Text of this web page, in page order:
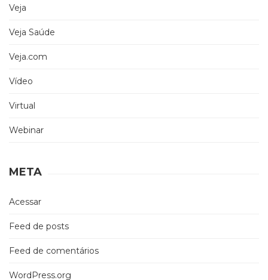
Veja
Veja Saúde
Veja.com
Vídeo
Virtual
Webinar
META
Acessar
Feed de posts
Feed de comentários
WordPress.org